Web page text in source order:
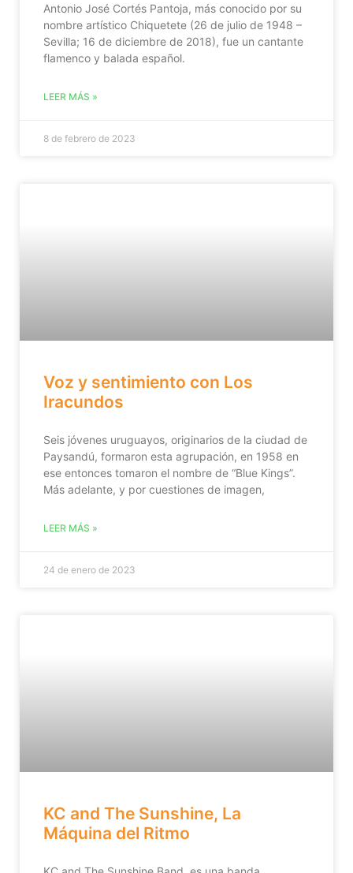
Antonio José Cortés Pantoja, más conocido por su
nombre artístico Chiquetete (26 de julio de 1948 –
Sevilla; 16 de diciembre de 2018),​ fue un cantante
flamenco y balada español.
LEER MÁS »
8 de febrero de 2023
Voz y sentimiento con Los
Iracundos
Seis jóvenes uruguayos, originarios de la ciudad de
Paysandú, formaron esta agrupación, en 1958 en
ese entonces tomaron el nombre de “Blue Kings”.
Más adelante, y por cuestiones de imagen,
LEER MÁS »
24 de enero de 2023
KC and The Sunshine, La
Máquina del Ritmo